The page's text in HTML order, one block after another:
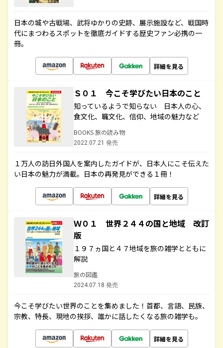
日本の城や古戦場、武将ゆかりの史跡、展示施設など、戦国時
代にまつわるスポットを徹底ガイドする歴史ファン必携の一
冊。
詳細を見る
Ｓ０１ 今こそ学びたい日本のこと
知っているようで知らない 日本人の心、
食文化、職文化、信仰、地域の魅力など
BOOKS 旅の読み物
2022.07.21 発売
１万人の訪日外国人を案内したガイドが、日本人にこそ伝えた
い日本の魅力が満載。日本の再発見ができる１冊！
詳細を見る
Ｗ０１ 世界２４４の国と地域 改訂
版
１９７ヵ国と４７地域を旅の雑学とともに
解説
旅の図鑑
2024.07.18 発売
今こそ学びたい世界のことを集めました！首都、言語、民族、
宗教、特長、現地の挨拶、誰かに話したくなる旅の雑学も。
詳細を見る